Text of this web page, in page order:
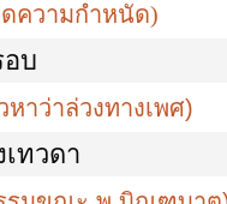
ดความกำหนัด)
บ
หาว่าล่วงทางเพศ)
ทวดา